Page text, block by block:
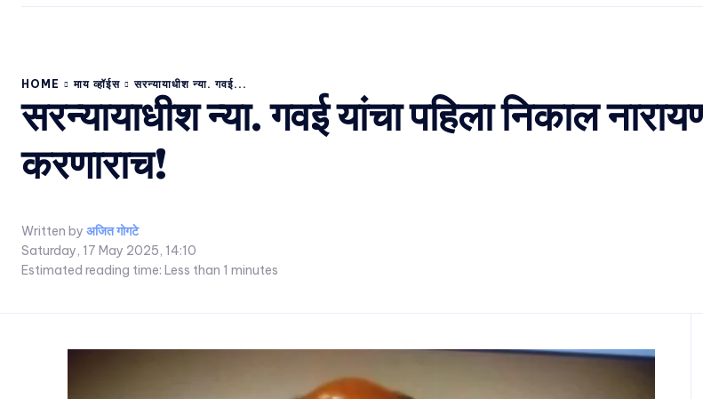
HOME माय व्हॉईस सरन्यायाधीश न्या. गवई...
सरन्यायाधीश न्या. गवई यांचा पहिला निकाल
करणाराच!
Written by अजित गोगटे
Saturday, 17 May 2025, 14:10
Estimated reading time: Less than 1 minutes